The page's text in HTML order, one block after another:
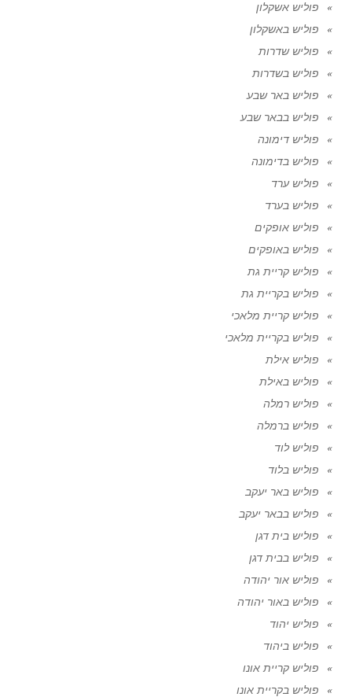
פוליש אשקלון
פוליש באשקלון
פוליש שדרות
פוליש בשדרות
פוליש באר שבע
פוליש בבאר שבע
פוליש דימונה
פוליש בדימונה
פוליש ערד
פוליש בערד
פוליש אופקים
פוליש באופקים
פוליש קריית גת
פוליש בקריית גת
פוליש קריית מלאכי
פוליש בקריית מלאכי
פוליש אילת
פוליש באילת
פוליש רמלה
פוליש ברמלה
פוליש לוד
פוליש בלוד
פוליש באר יעקב
פוליש בבאר יעקב
פוליש בית דגן
פוליש בבית דגן
פוליש אור יהודה
פוליש באור יהודה
פוליש יהוד
פוליש ביהוד
פוליש קריית אונו
פוליש בקריית אונו